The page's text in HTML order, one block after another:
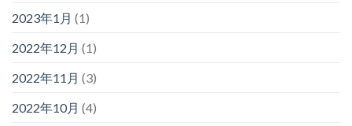
2023年1月 (1)
2022年12月 (1)
2022年11月 (3)
2022年10月 (4)